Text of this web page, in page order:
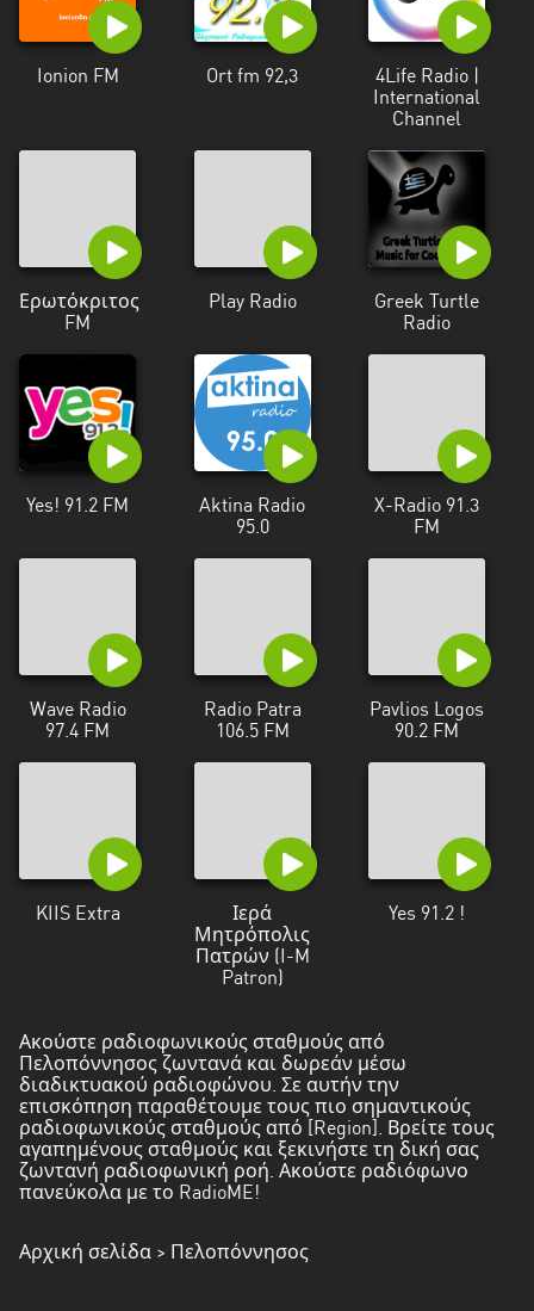
Ionion FM Ort fm 92,3
4Life Radio |
International
Channel
Ερωτόκριτος
FM
Play Radio
Greek Turtle
Radio
Yes! 91.2 FM
Aktina Radio
95.0
X-Radio 91.3
FM
Wave Radio
97.4 FM
Radio Patra
106.5 FM
Pavlios Logos
90.2 FM
KIIS Extra
Ιερά
Μητρόπολις
Πατρών (I-M
Patron)
Yes 91.2 !
Ακούστε ραδιοφωνικούς σταθμούς από
Πελοπόννησος ζωντανά και δωρεάν μέσω
διαδικτυακού ραδιοφώνου. Σε αυτήν την
επισκόπηση παραθέτουμε τους πιο σημαντικούς
ραδιοφωνικούς σταθμούς από [Region]. Βρείτε τους
αγαπημένους σταθμούς και ξεκινήστε τη δική σας
ζωντανή ραδιοφωνική ροή. Ακούστε ραδιόφωνο
πανεύκολα με το RadioME!
Αρχική σελίδα > Πελοπόννησος